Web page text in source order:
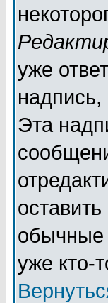
уже
Эта
обычные
уже кто-